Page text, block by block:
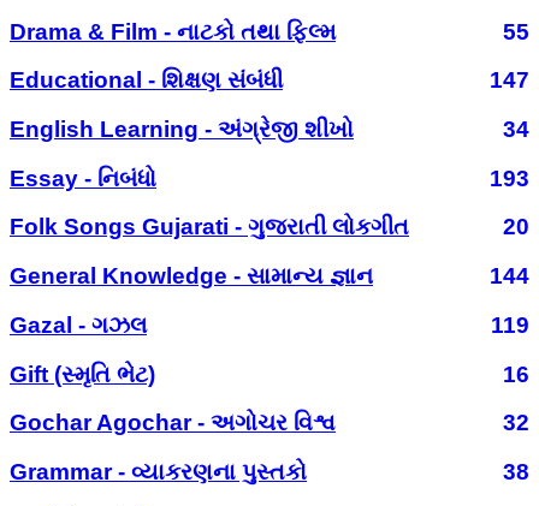
Drama & Film - નાટકો તથા ફિલ્મ
55
Educational - શિક્ષણ સંબંધી
147
English Learning - અંગ્રેજી શીખો
34
Essay - નિબંધો
193
Folk Songs Gujarati - ગુજરાતી લોકગીત
20
General Knowledge - સામાન્ય જ્ઞાન
144
Gazal - ગઝલ
119
Gift (સ્મૃતિ ભેટ)
16
Gochar Agochar - અગોચર વિશ્વ
32
Grammar - વ્યાકરણના પુસ્તકો
38